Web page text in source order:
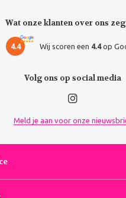
Wat onze klanten over ons
4.4 Wij scoren een 4.4op
Volg ons op social media
Meld je aan voor onze